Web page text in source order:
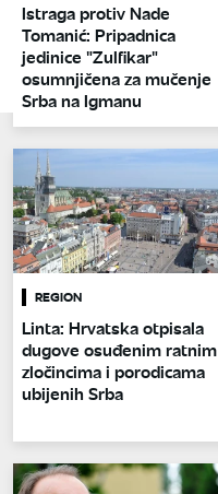
Istraga protiv Nade
Tomanić: Pripadnica
jedinice "Zulfikar"
osumnjičena za mučenje
Srba na Igmanu
REGION
Linta: Hrvatska otpisala
dugove osuđenim ratnim
zločincima i porodicama
ubijenih Srba